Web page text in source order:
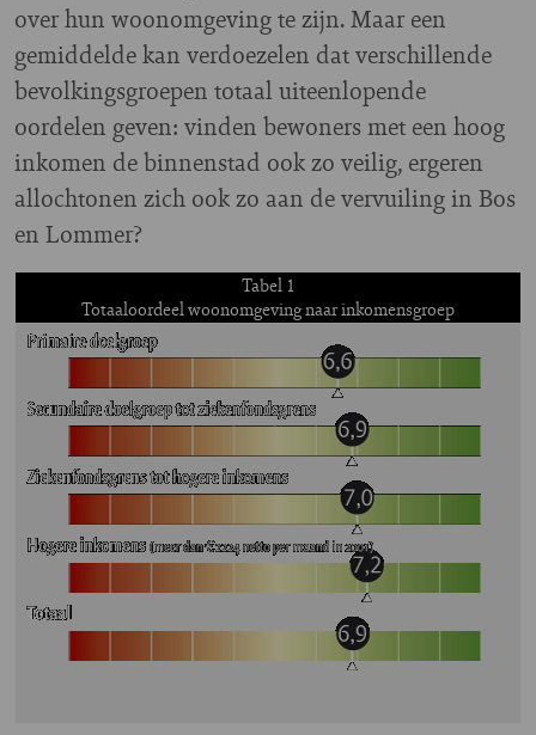
over hun woonomgeving te zijn. Maar een
gemiddelde kan verdoezelen dat verschillende
bevolkingsgroepen totaal uiteenlopende
oordelen geven: vinden bewoners met een hoog
inkomen de binnenstad ook zo veilig, ergeren
allochtonen zich ook zo aan de vervuiling in Bos
en Lommer?
Tabel 1
Totaaloordeel woonomgeving naar inkomensgroep